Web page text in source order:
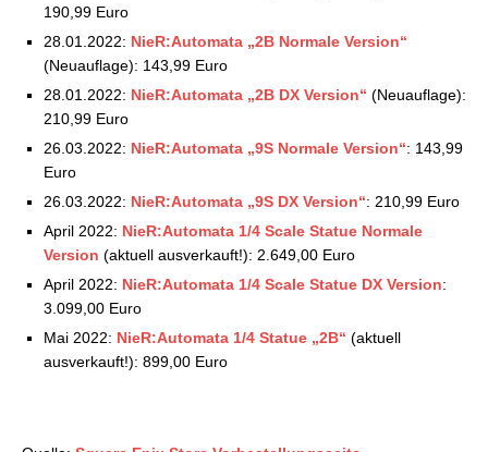
190,99 Euro
28.01.2022: NieR:Automata „2B Normale Version“
(Neuauflage): 143,99 Euro
28.01.2022: NieR:Automata „2B DX Version“ (Neuauflage):
210,99 Euro
26.03.2022: NieR:Automata „9S Normale Version“: 143,99
Euro
26.03.2022: NieR:Automata „9S DX Version“: 210,99 Euro
April 2022: NieR:Automata 1/4 Scale Statue Normale
Version (aktuell ausverkauft!): 2.649,00 Euro
April 2022: NieR:Automata 1/4 Scale Statue DX Version:
3.099,00 Euro
Mai 2022: NieR:Automata 1/4 Statue „2B“ (aktuell
ausverkauft!): 899,00 Euro